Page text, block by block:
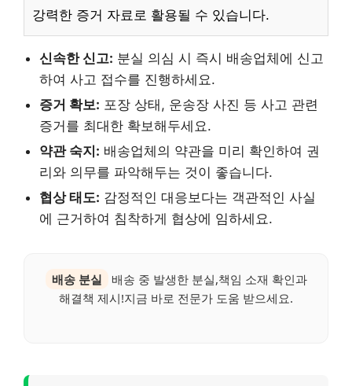
강력한 증거 자료로 활용될 수 있습니다.
신속한 신고: 분실 의심 시 즉시 배송업체에 신고
하여 사고 접수를 진행하세요.
증거 확보: 포장 상태, 운송장 사진 등 사고 관련
증거를 최대한 확보해두세요.
약관 숙지: 배송업체의 약관을 미리 확인하여 권
리와 의무를 파악해두는 것이 좋습니다.
협상 태도: 감정적인 대응보다는 객관적인 사실
에 근거하여 침착하게 협상에 임하세요.
배송 분실
배송 중 발생한 분실,책임 소재 확인과
해결책 제시!지금 바로 전문가 도움 받으세요.